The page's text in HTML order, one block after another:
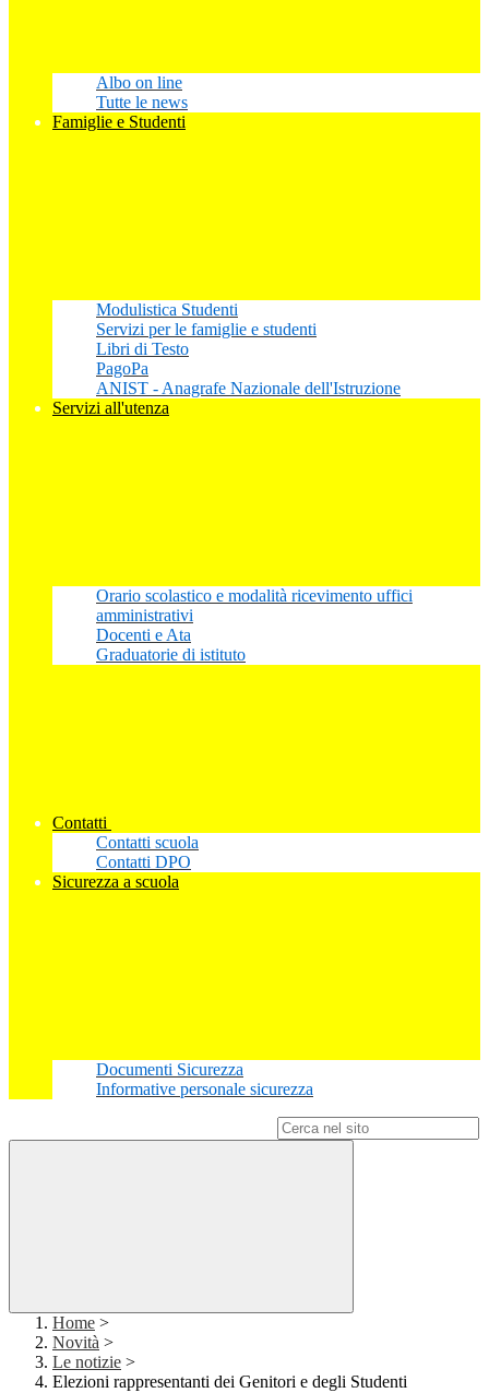
Albo on line
Tutte le news
Famiglie e Studenti
Modulistica Studenti
Servizi per le famiglie e studenti
Libri di Testo
PagoPa
ANIST - Anagrafe Nazionale dell'Istruzione
Servizi all'utenza
Orario scolastico e modalità ricevimento uffici
amministrativi
Docenti e Ata
Graduatorie di istituto
Contatti
Contatti scuola
Contatti DPO
Sicurezza a scuola
Documenti Sicurezza
Informative personale sicurezza
Home >
Novità >
Le notizie >
Elezioni rappresentanti dei Genitori e degli Studenti